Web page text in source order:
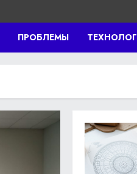
ПРОБЛЕМЫ